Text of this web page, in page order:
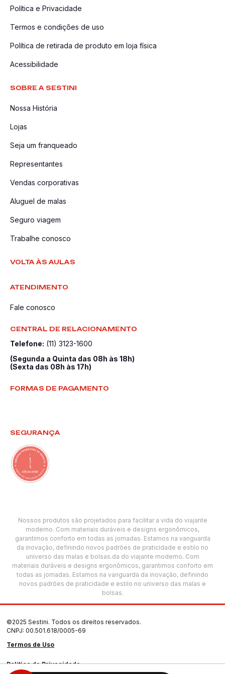
Política e Privacidade
Termos e condições de uso
Política de retirada de produto em loja física
Acessibilidade
SOBRE A SESTINI
Nossa História
Lojas
Seja um franqueado
Representantes
Vendas corporativas
Aluguel de malas
Seguro viagem
Trabalhe conosco
VOLTA ÀS AULAS
ATENDIMENTO
Fale conosco
CENTRAL DE RELACIONAMENTO
Telefone: (11) 3123-1600
(Segunda a Quinta das 08h às 18h)
(Sexta das 08h às 17h)
FORMAS DE PAGAMENTO
SEGURANÇA
Nossos produtos são projetados para facilitar a vida do viajante
moderno. Com materiais duráveis e designs ergonômicos,
garantimos conforto em todas as jornadas. Estamos na vanguarda
da inovação, definindo novos padrões de praticidade e estilo no
universo das malas e bolsas.da do viajante moderno. Com
materiais duráveis e designs ergonômicos, garantimos conforto em
todas as jornadas. Estamos na vanguarda da inovação, definindo
novos padrões de praticidade e estilo no universo das malas e
bolsas.
©2025 Sestini. Todos os direitos reservados.
CNPJ: 00.501.618/0005-69
Termos de Uso
Política de Privacidade